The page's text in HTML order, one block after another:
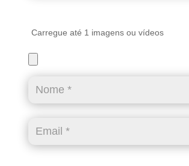
Carregue até 1 imagens ou vídeos